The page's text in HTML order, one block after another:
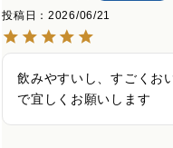
投稿日
2026/06/21
飲みやすいし、すごくお